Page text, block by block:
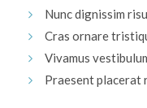
Nunc dignissim
Cras ornare
Vivamus
Praesent placerat